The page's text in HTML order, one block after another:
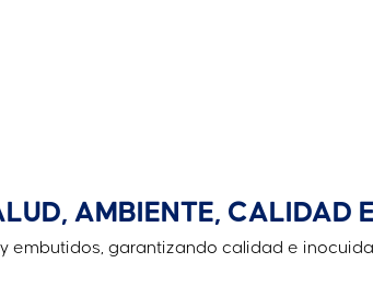
AMBIENTE, CALIDAD
embutidos, garantizando calidad e